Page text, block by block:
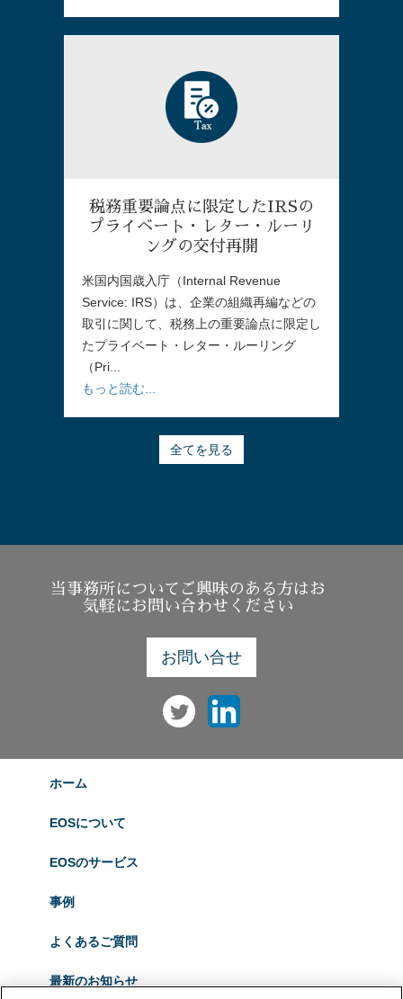
税務重要論点に限定したIRSの
プライベート・レター・ルーリ
ングの交付再開
米国内国歳入庁（Internal Revenue
Service: IRS）は、企業の組織再編などの
取引に関して、税務上の重要論点に限定し
たプライベート・レター・ルーリング
（Pri...
もっと読む...
全てを見る
当事務所についてご興味のある方はお
気軽にお問い合わせください
お問い合せ
ホーム
EOSについて
EOSのサービス
事例
よくあるご質問
最新のお知らせ